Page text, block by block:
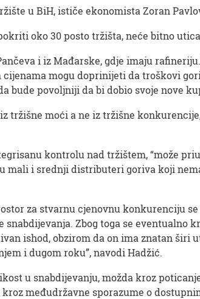
u BiH, ističe ekonomista Zoran
oko 30 posto tržišta, neće bitno
i iz Mađarske, gdje imaju
mogu doprinijeti da troškovi
bude povoljniji da bi dobio svoje nove
tržišne moći a ne iz tržišne
kontrolu nad tržištem, “može
mali i srednji distributeri goriva koji
za stvarnu cjenovnu konkurenciju
Zbog toga se eventualno
ishod, obzirom da on ima znatan širi
i dugom roku”, navodi Hadžić.
u snabdijevanju, možda kroz
međudržavne sporazume o